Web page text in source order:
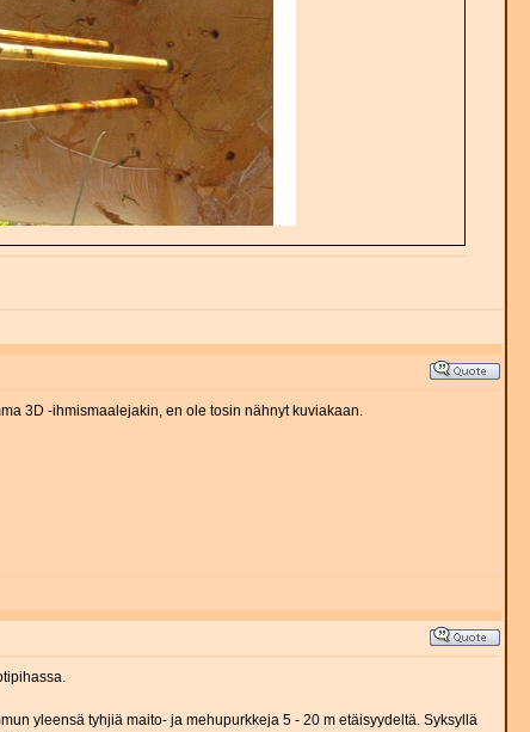
3D -ihmismaalejakin, en ole tosin nähnyt kuviakaan.
yleensä tyhjiä maito- ja mehupurkkeja 5 - 20 m etäisyydeltä. Syksyllä